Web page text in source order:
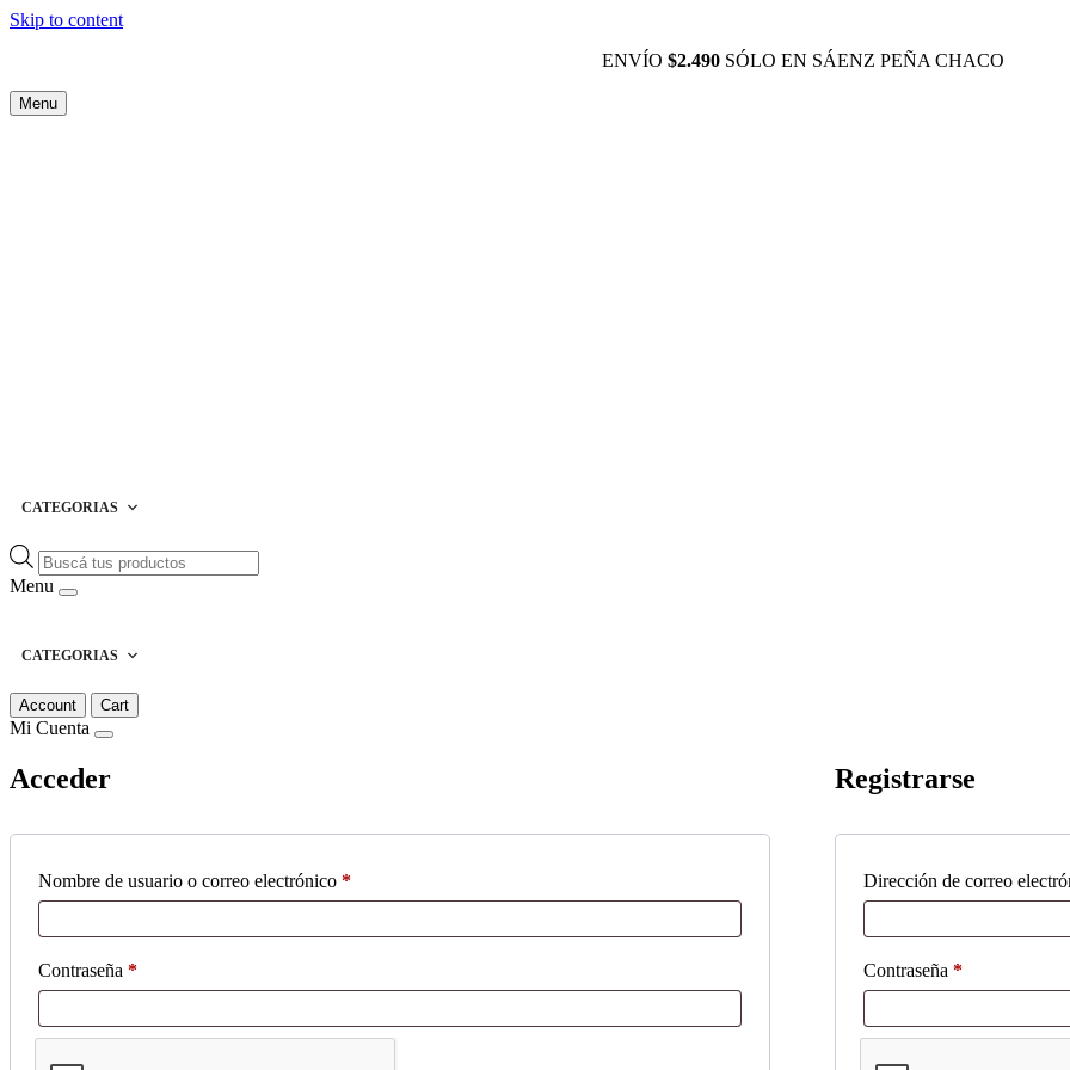
Skip to content
ENVÍO $2.490 SÓLO EN SÁENZ PEÑA CHACO
Menu
CATEGORIAS
Búsqueda
de
productos
Menu
CATEGORIAS
Account Cart
Mi Cuenta
Acceder
Nombre de usuario o correo electrónico *Obligatorio
Contraseña *Obligatorio
Registrarse
Dirección de correo
Contraseña *Obligatorio